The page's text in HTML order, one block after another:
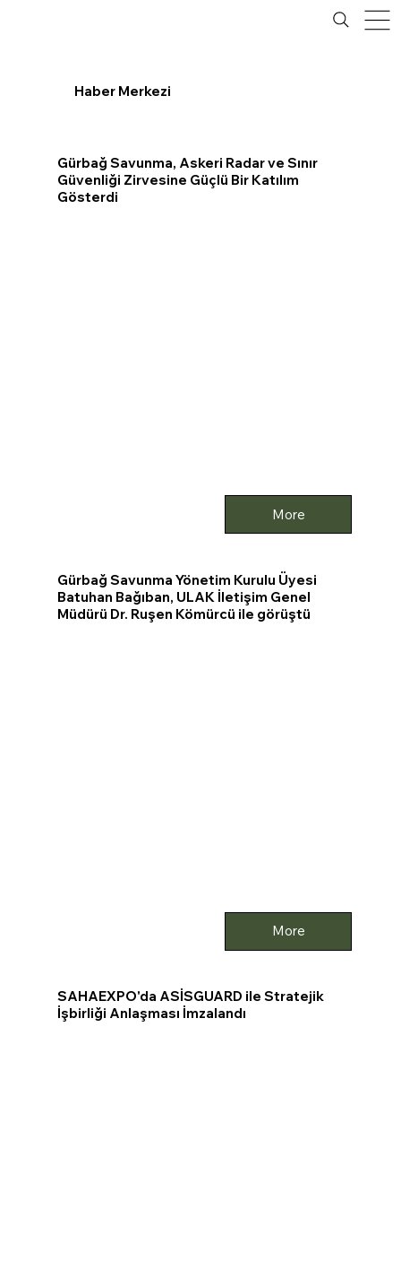
Haber Merkezi
Gürbağ Savunma, Askeri Radar ve Sınır
Güvenliği Zirvesine Güçlü Bir Katılım
Gösterdi
More
Gürbağ Savunma Yönetim Kurulu Üyesi
Batuhan Bağıban, ULAK İletişim Genel
Müdürü Dr. Ruşen Kömürcü ile görüştü
More
SAHAEXPO'da ASİSGUARD ile Stratejik
İşbirliği Anlaşması İmzalandı